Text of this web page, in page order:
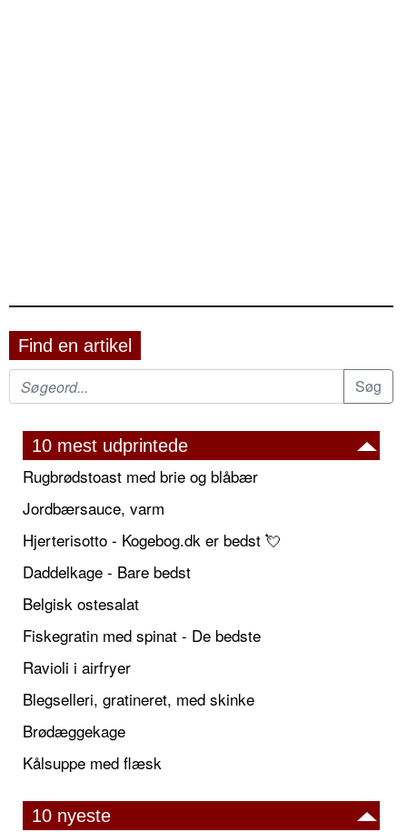
Find en artikel
10 mest udprintede
Rugbrødstoast med brie og blåbær
Jordbærsauce, varm
Hjerterisotto - Kogebog.dk er bedst 💘
Daddelkage - Bare bedst
Belgisk ostesalat
Fiskegratin med spinat - De bedste
Ravioli i airfryer
Blegselleri, gratineret, med skinke
Brødæggekage
Kålsuppe med flæsk
10 nyeste